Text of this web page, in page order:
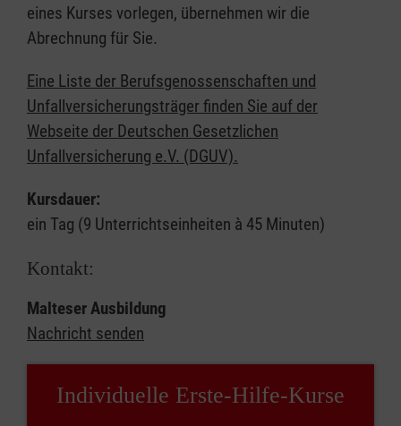
eines Kurses vorlegen, übernehmen wir die
Abrechnung für Sie.
Eine Liste der Berufsgenossenschaften und
Unfallversicherungsträger finden Sie auf der
Webseite der Deutschen Gesetzlichen
Unfallversicherung e.V. (DGUV).
Kursdauer:
ein Tag (9 Unterrichtseinheiten à 45 Minuten)
Kontakt:
Malteser Ausbildung
Nachricht senden
Individuelle Erste-Hilfe-Kurse